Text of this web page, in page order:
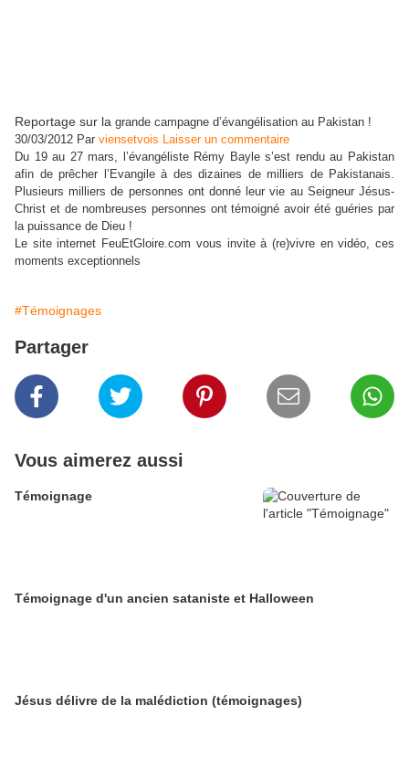
Reportage sur la grande campagne d’évangélisation au Pakistan !
30/03/2012 Par viensetvois Laisser un commentaire
Du 19 au 27 mars, l’évangéliste Rémy Bayle s’est rendu au Pakistan
afin de prêcher l’Evangile à des dizaines de milliers de Pakistanais.
Plusieurs milliers de personnes ont donné leur vie au Seigneur Jésus-
Christ et de nombreuses personnes ont témoigné avoir été guéries par
la puissance de Dieu !
Le site internet FeuEtGloire.com vous invite à (re)vivre en vidéo, ces
moments exceptionnels
#Témoignages
Partager
Vous aimerez aussi
Témoignage
Témoignage d'un ancien sataniste et Halloween
Jésus délivre de la malédiction (témoignages)